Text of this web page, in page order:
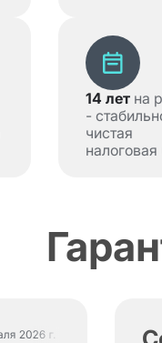
14 летна
-
чистая
налоговая